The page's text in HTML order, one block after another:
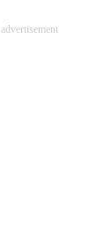
advertisement